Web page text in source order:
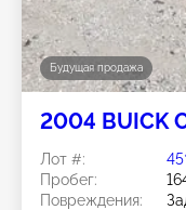
Будущая продажа
2004 BUICK
Лот #:
Пробег:
Повреждения: